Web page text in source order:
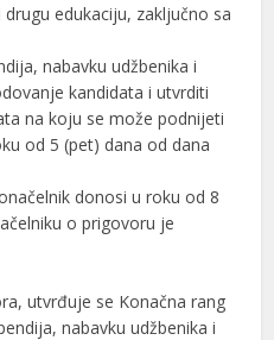
edukaciju, zaključno sa
nabavku udžbenika i
kandidata i utvrditi
na koju se može podnijeti
od 5 (pet) dana od dana
donosi u roku od 8
o prigovoru je
utvrđuje se Konačna rang
nabavku udžbenika i